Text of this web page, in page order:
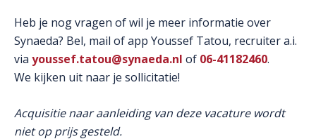
Heb je nog vragen of wil je meer informatie over
Synaeda? Bel, mail of app Youssef Tatou, recruiter a.i.
via youssef.tatou@synaeda.nl of 06-41182460.
We kijken uit naar je sollicitatie!
Acquisitie naar aanleiding van deze vacature wordt
niet op prijs gesteld.